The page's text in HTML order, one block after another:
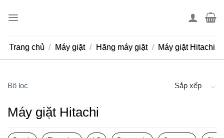
Trang chủ / Máy giặt / Hãng máy giặt / Máy giặt Hitachi
Bộ lọc Sắp xếp
Máy giặt Hitachi